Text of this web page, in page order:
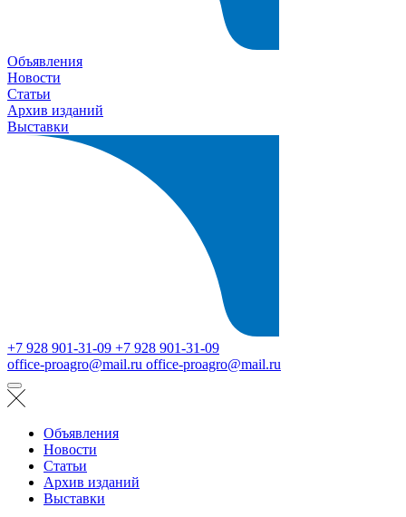
Объявления
Новости
Статьи
Архив изданий
Выставки
+7 928 901-31-09 +7 928 901-31-09
office-proagro@mail.ru office-proagro@mail.ru
Объявления
Новости
Статьи
Архив изданий
Выставки